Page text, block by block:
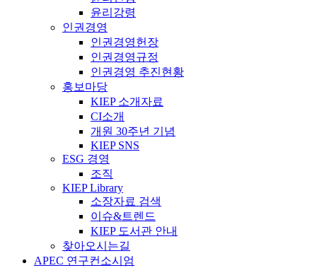
윤리강령
인권경영
인권경영헌장
인권경영규정
인권경영 추진현황
홍보마당
KIEP 소개자료
CI소개
개원 30주년 기념
KIEP SNS
ESG 경영
조직
KIEP Library
소장자료 검색
이슈&트렌드
KIEP 도서관 안내
찾아오시는길
APEC 연구컨소시엄